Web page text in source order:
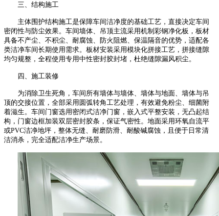
三、 结构施工
主体围护结构施工是保障车间洁净度的基础工艺，直接决定车间
密闭性与防尘效果。车间墙体、吊顶主流采用机制彩钢净化板，板材
具备不产尘、不积尘、耐腐蚀、防火阻燃、保温隔音的优势，适配各
类洁净车间长期使用需求。板材安装采用模块化拼接工艺，拼接缝隙
均匀规整，全程使用专用中性密封胶封堵，杜绝缝隙漏风积尘。
四、施工装修
为消除卫生死角，车间所有墙体与墙体、墙体与地面、墙体与吊
顶的交接位置，全部采用圆弧转角工艺处理，有效避免粉尘、细菌附
着滋生。车间门窗选用密闭式洁净门窗，嵌入式平整安装，无凸起结
构，门窗边框加装双层密封胶条，保证气密性。地面采用环氧自流平
或PVC洁净地坪，整体无缝、耐磨防滑、耐酸碱腐蚀，且便于日常清
洁消杀，完全适配洁净生产场景。